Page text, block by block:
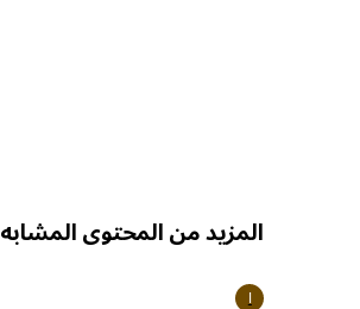
المزيد من المحتوى المشابه
I